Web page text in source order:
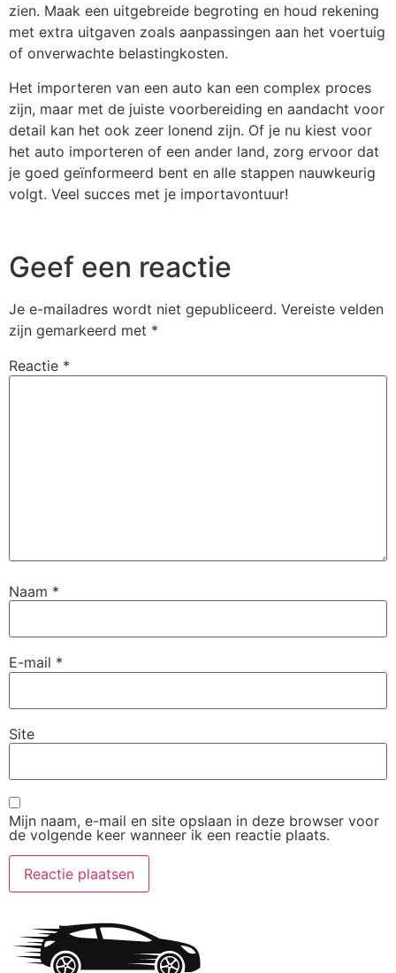
zien. Maak een uitgebreide begroting en houd rekening
met extra uitgaven zoals aanpassingen aan het voertuig
of onverwachte belastingkosten.
Het importeren van een auto kan een complex proces
zijn, maar met de juiste voorbereiding en aandacht voor
detail kan het ook zeer lonend zijn. Of je nu kiest voor
het auto importeren of een ander land, zorg ervoor dat
je goed geïnformeerd bent en alle stappen nauwkeurig
volgt. Veel succes met je importavontuur!
Geef een reactie
Je e-mailadres wordt niet gepubliceerd. Vereiste velden
zijn gemarkeerd met *
Reactie *
Naam *
E-mail *
Site
Mijn naam, e-mail en site opslaan in deze browser voor
de volgende keer wanneer ik een reactie plaats.